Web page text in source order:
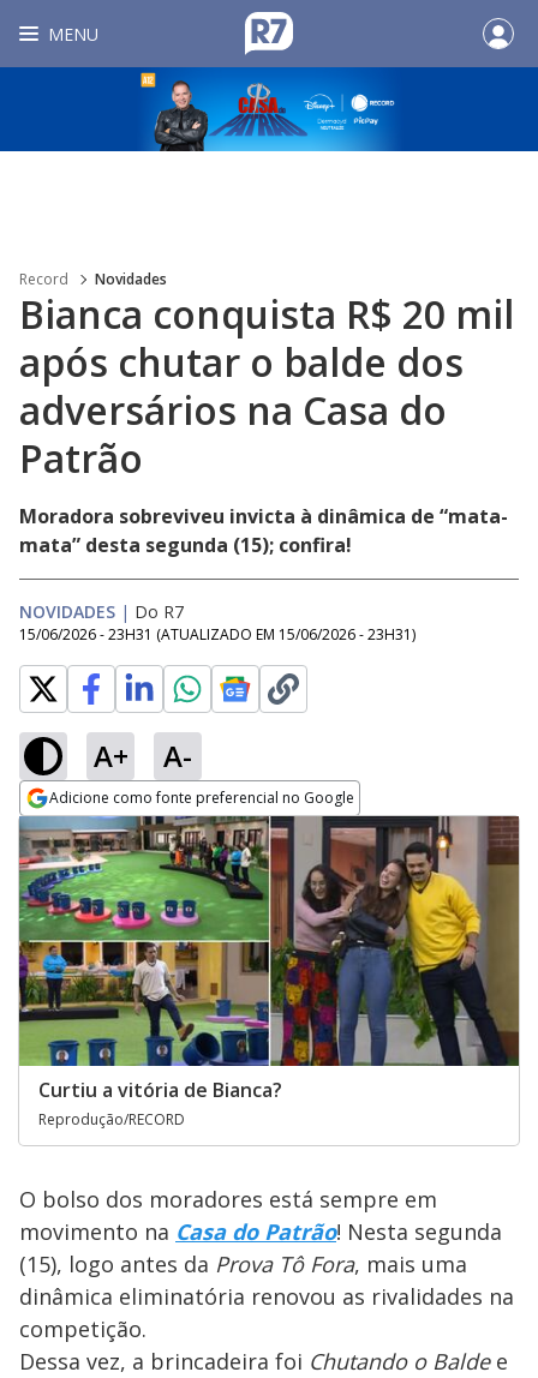
MENU
Record Novidades
Bianca conquista R$ 20 mil
após chutar o balde dos
adversários na Casa do
Patrão
Moradora sobreviveu invicta à dinâmica de “mata-
mata” desta segunda (15); confira!
NOVIDADES | Do R7
15/06/2026 - 23H31 (ATUALIZADO EM 15/06/2026 - 23H31)
A+ A-
Adicione como fonte preferencial no Google
Opens in new window
Curtiu a vitória de Bianca?
Reprodução/RECORD
O bolso dos moradores está sempre em
movimento na Casa do Patrão! Nesta segunda
(15), logo antes da Prova Tô Fora, mais uma
dinâmica eliminatória renovou as rivalidades na
competição.
Dessa vez, a brincadeira foi Chutando o Baldee